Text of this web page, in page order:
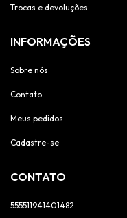
Trocas e devoluções
INFORMAÇÕES
Sobre nós
Contato
Meus pedidos
Cadastre-se
CONTATO
555511941401482